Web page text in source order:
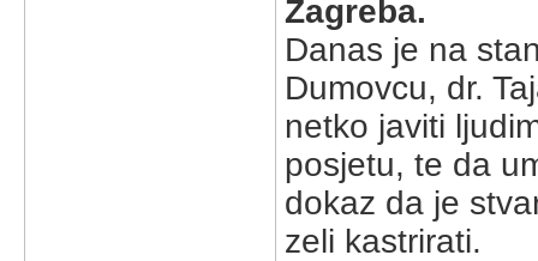
Zagreba.
Danas je na
Dumovcu, dr.
netko javiti
posjetu, te da
dokaz da je
zeli kastrirati.